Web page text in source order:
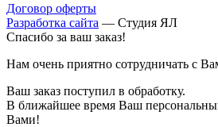
Договор оферты
Разработка сайта — Студия ЯЛ
Спасибо за ваш заказ!
Нам очень приятно сотрудничать с
Ваш заказ поступил в обработку.
В ближайшее время Ваш
Вами!